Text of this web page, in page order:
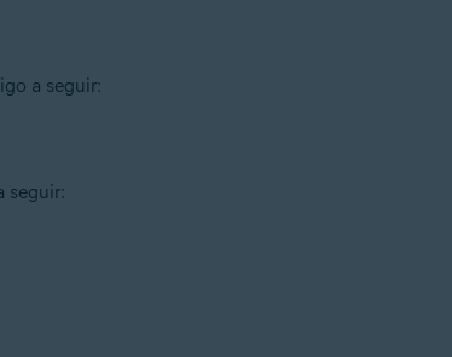
a seguir:
seguir: